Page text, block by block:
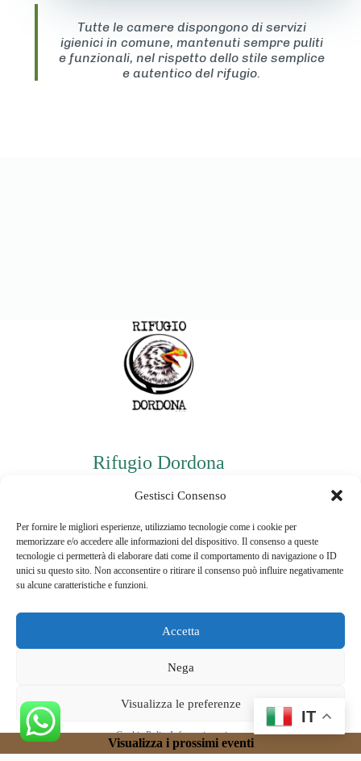
Gestisci Consenso
Per fornire le migliori esperienze, utilizziamo tecnologie come i cookie per
memorizzare e/o accedere alle informazioni del dispositivo. Il consenso a queste
tecnologie ci permetterà di elaborare dati come il comportamento di navigazione o ID
unici su questo sito. Non acconsentire o ritirare il consenso può influire negativamente
su alcune caratteristiche e funzioni.
Accetta
Nega
Visualizza le preferenze
Cookie PolicyInformativa privacy
Tutte le camere dispongono di servizi
igienici in comune, mantenuti sempre puliti
e funzionali, nel rispetto dello stile semplice
e autentico del rifugio.
Rifugio Dordona
Informazioni di contatto
Email:
Copyright © 2025 Creato daItaliaCommunication srl
IT
Visualizza i prossimi eventi